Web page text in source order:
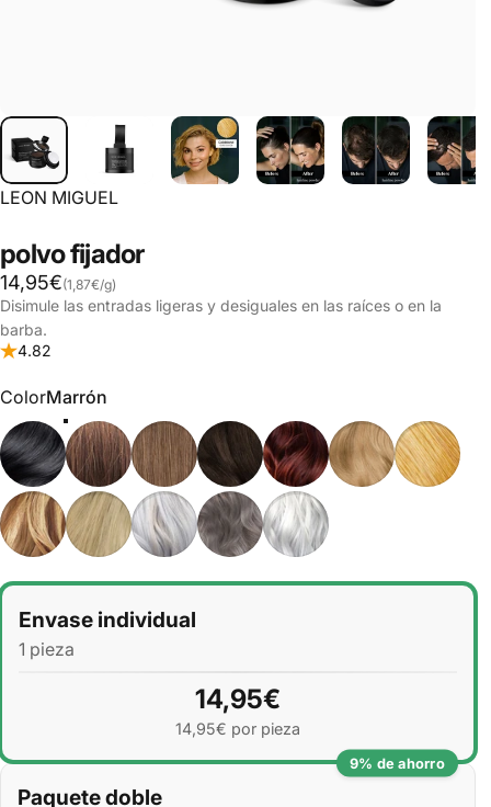
LEON MIGUEL
polvofijador
14,95€
Precio base
(1,87€/
por g)
Disimule las entradas ligeras y desiguales en las raíces o en la
barba.
4.82
Color
ColorMarrón
Cantidad
Envase individual
1 pieza
14,95€
14,95€ por pieza
9% de ahorro
Paquete doble